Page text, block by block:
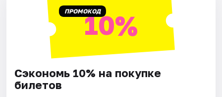
ПРОМОКОД10%
Сэкономь 10% на покупке
билетов